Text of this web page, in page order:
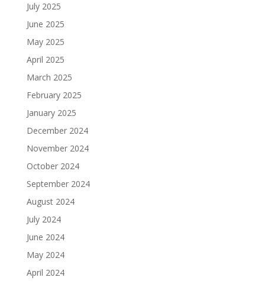
July 2025
June 2025
May 2025
April 2025
March 2025
February 2025
January 2025
December 2024
November 2024
October 2024
September 2024
August 2024
July 2024
June 2024
May 2024
April 2024